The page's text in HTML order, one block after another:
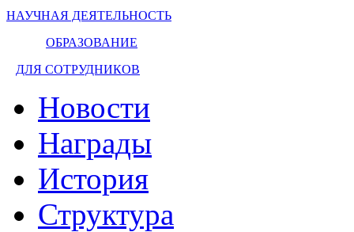
НАУЧНАЯ ДЕЯТЕЛЬНОСТЬ
ОБРАЗОВАНИЕ
ДЛЯ СОТРУДНИКОВ
Новости
Награды
История
Структура